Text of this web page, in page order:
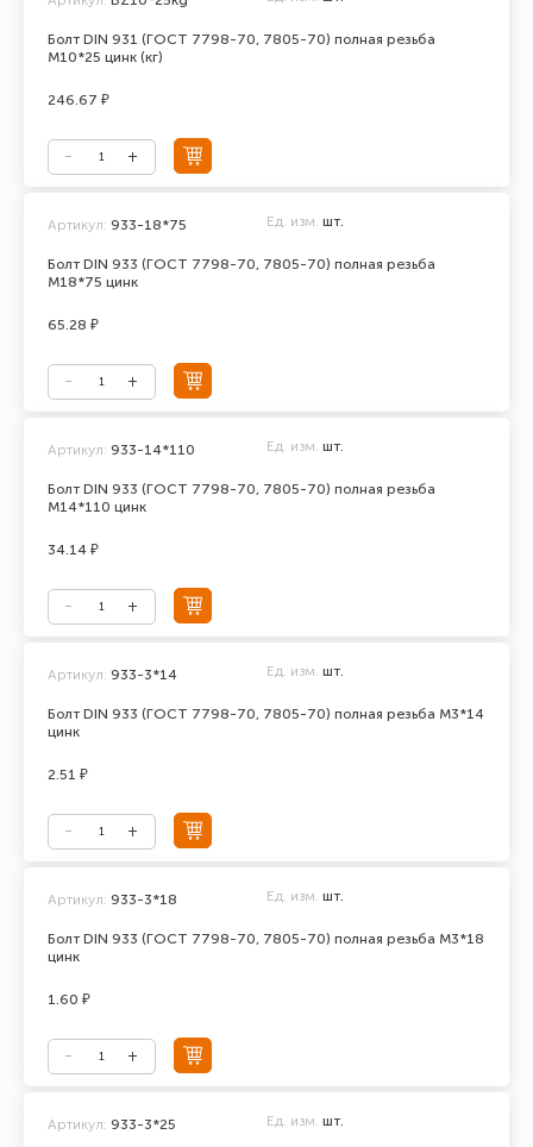
Болт DIN 931 (ГОСТ 7798-70, 7805-70) полная резьба
М10*25 цинк (кг)
246.67 ₽
Болт DIN 933 (ГОСТ 7798-70, 7805-70) полная резьба
М18*75 цинк
Артикул: 933-18*75 Ед. изм. шт.
65.28 ₽
Болт DIN 933 (ГОСТ 7798-70, 7805-70) полная резьба
М14*110 цинк
Артикул: 933-14*110 Ед. изм. шт.
34.14 ₽
Болт DIN 933 (ГОСТ 7798-70, 7805-70) полная резьба М3*14
цинк
Артикул: 933-3*14 Ед. изм. шт.
2.51 ₽
Болт DIN 933 (ГОСТ 7798-70, 7805-70) полная резьба М3*18
цинк
Артикул: 933-3*18 Ед. изм. шт.
1.60 ₽
Артикул: 933-3*25 Ед. изм. шт.